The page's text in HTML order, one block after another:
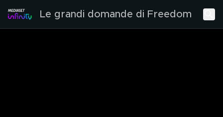
Le grandi domande di Freedom